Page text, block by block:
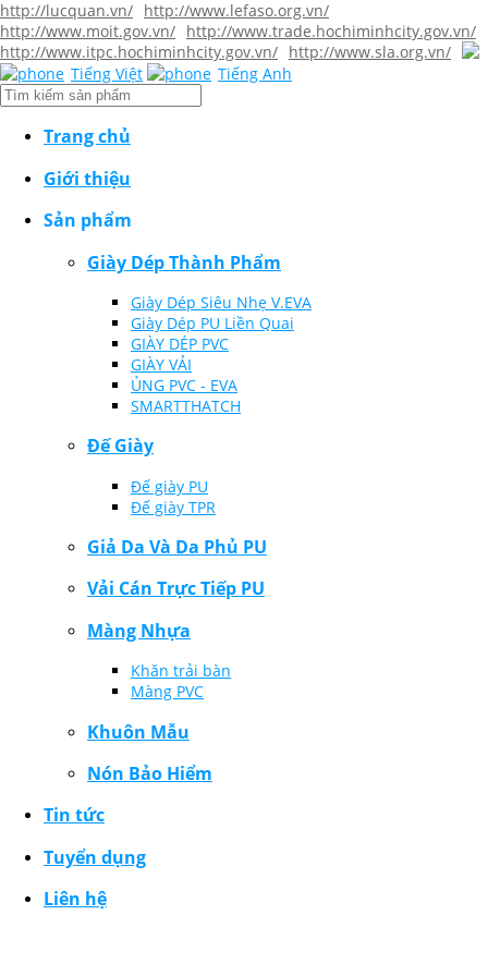
http://lucquan.vn/ http://www.lefaso.org.vn/
http://www.moit.gov.vn/ http://www.trade.hochiminhcity.gov.vn/
http://www.itpc.hochiminhcity.gov.vn/ http://www.sla.org.vn/
Tiếng Việt
Tiếng Anh
Trang chủ
Giới thiệu
Sản phẩm
Giày Dép Thành Phẩm
Giày Dép Siêu Nhẹ V.EVA
Giày Dép PU Liền Quai
GIÀY DÉP PVC
GIÀY VẢI
ỦNG PVC - EVA
SMARTTHATCH
Đế Giày
Đế giày PU
Đế giày TPR
Giả Da Và Da Phủ PU
Vải Cán Trực Tiếp PU
Màng Nhựa
Khăn trải bàn
Màng PVC
Khuôn Mẫu
Nón Bảo Hiểm
Tin tức
Tuyển dụng
Liên hệ